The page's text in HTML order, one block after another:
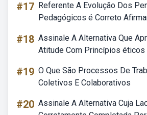
#17 Referente A Evolução Dos
Pedagógicos é Correto
#18 Assinale A Alternativa Que
Atitude Com Princípios éticos
#19 O Que São Processos De
Coletivos E Colaborativos
#20 Assinale A Alternativa Cuja